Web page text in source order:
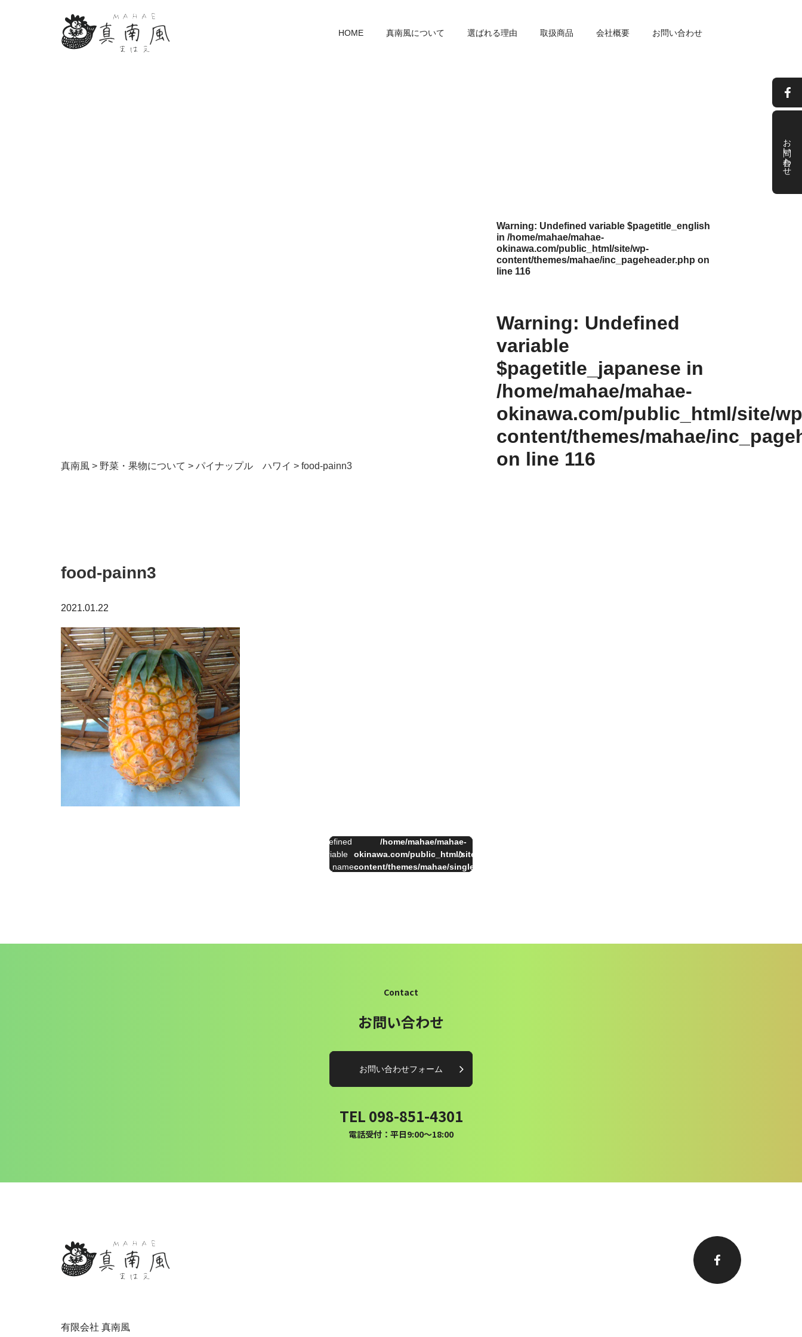
HOME 真南風について 選ばれる理由 取扱商品 会社概要 お問い合わせ
お問い合わせ
Warning: Undefined variable $pagetitle_english
in /home/mahae/mahae-
okinawa.com/public_html/site/wp-
content/themes/mahae/inc_pageheader.php on
line 116
Warning: Undefined
variable
$pagetitle_japanese in
/home/mahae/mahae-
okinawa.com/public_html/site/
content/themes/mahae/
on line 116
真南風 > 野菜・果物について > パイナップル ハワイ > food-painn3
food-painn3
2021.01.22
Undefined
variable
$cat_name
/home/mahae/mahae-
okinawa.com/public_html/site/wp-
content/themes/mahae/single.php
Contact
お問い合わせ
お問い合わせフォーム
TEL 098-851-4301
電話受付：平日9:00〜18:00
有限会社 真南風